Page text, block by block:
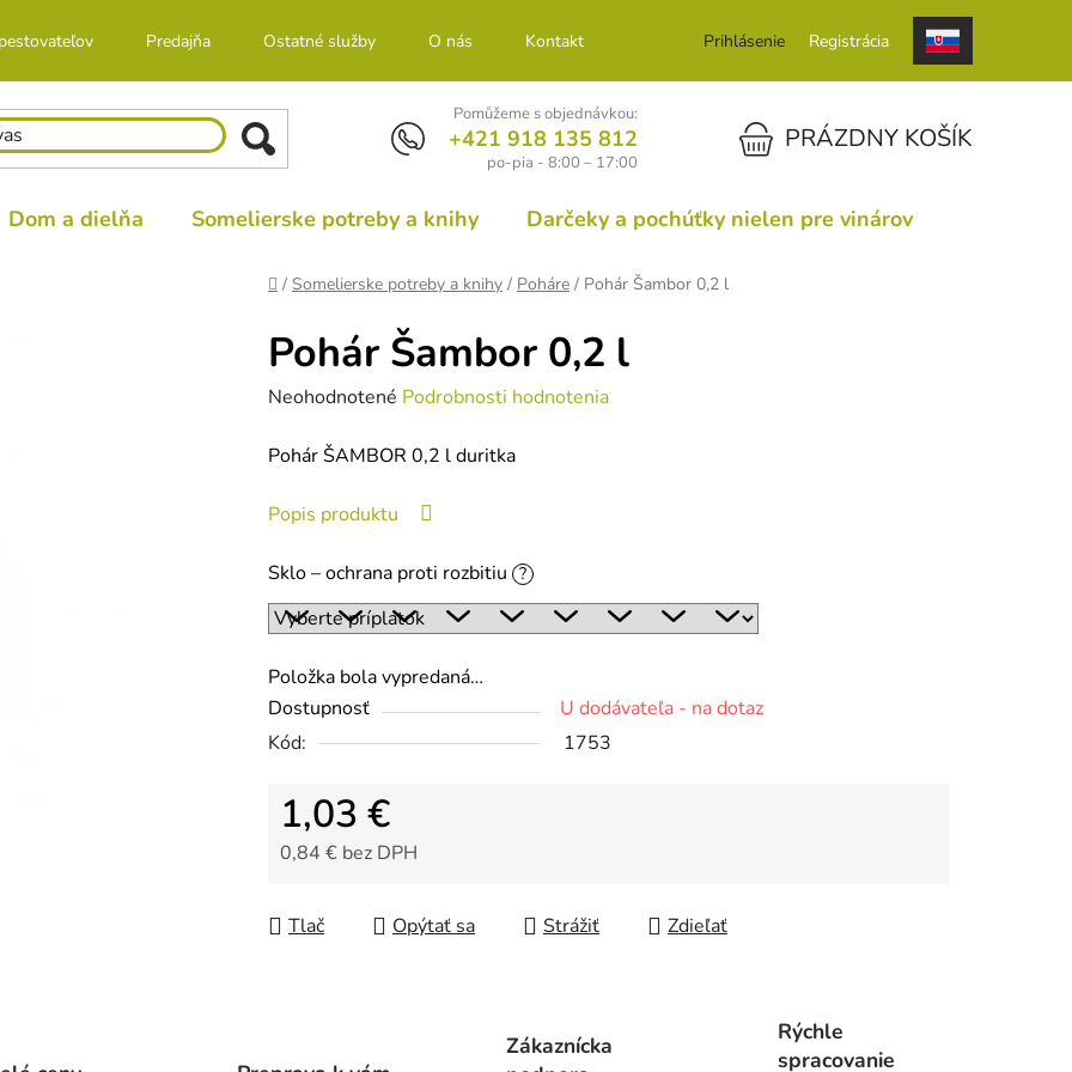
Predajňa Ostatné služby O nás Kontakt Prihlásenie Registrácia
Pomůžeme s objednávkou:
+421 918 135 812
po-pia - 8:00 – 17:00
NÁKUPNÝ KOŠÍKPRÁZDNY KOŠÍK
Dom a dielňa Somelierske potreby a knihy Darčeky a pochúťky nielen pre vinárov
Domov
/ Somelierske potreby a knihy / Poháre / Pohár Šambor 0,2 l
Pohár Šambor 0,2 l
Priemerné
produktu
0,0
hviezdičiek.
Neohodnotené Podrobnosti hodnotenia
Pohár ŠAMBOR 0,2 l duritka
Popis produktu
Sklo – ochrana proti rozbitiu ?
Položka bola vypredaná…
Dostupnosť
U dodávateľa - na dotaz
Kód:
1753
1,03 €
0,84 € bez DPH
Tlač
Opýtať sa Strážiť Zdieľať
Zákaznícka
Rýchle
spracovanie